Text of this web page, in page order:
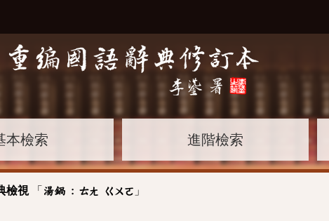
本檢索 進階檢索
檢視「 湯鍋 : ㄊㄤ ㄍㄨㄛ 」